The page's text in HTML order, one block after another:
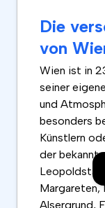
Die
von
Wien ist in
seiner
und
besonders
Künstlern
der
Margareten,
Alsergrund,